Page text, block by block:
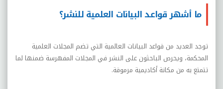
ما أشهر قواعد البيانات العلمية للنشر؟
توجد العديد من قواعد البيانات العالمية التي تضم المجلات العلمية
المحكمة، ويحرص الباحثون على النشر في المجلات المفهرسة ضمنها لما
تتمتع به من مكانة أكاديمية مرموقة.